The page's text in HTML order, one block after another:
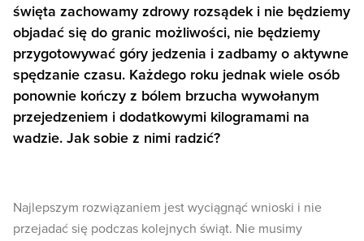
święta zachowamy zdrowy rozsądek i nie będziemy
objadać się do granic możliwości, nie będziemy
przygotowywać góry jedzenia i zadbamy o aktywne
spędzanie czasu. Każdego roku jednak wiele osób
ponownie kończy z bólem brzucha wywołanym
przejedzeniem i dodatkowymi kilogramami na
wadzie. Jak sobie z nimi radzić?
Najlepszym rozwiązaniem jest wyciągnąć wnioski i nie
przejadać się podczas kolejnych świąt. Nie musimy